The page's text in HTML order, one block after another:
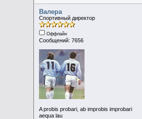
Валера
Спортивный директор
Оффлайн
Сообщений: 7656
A probis probari, ab improbis improbari
aequa lau